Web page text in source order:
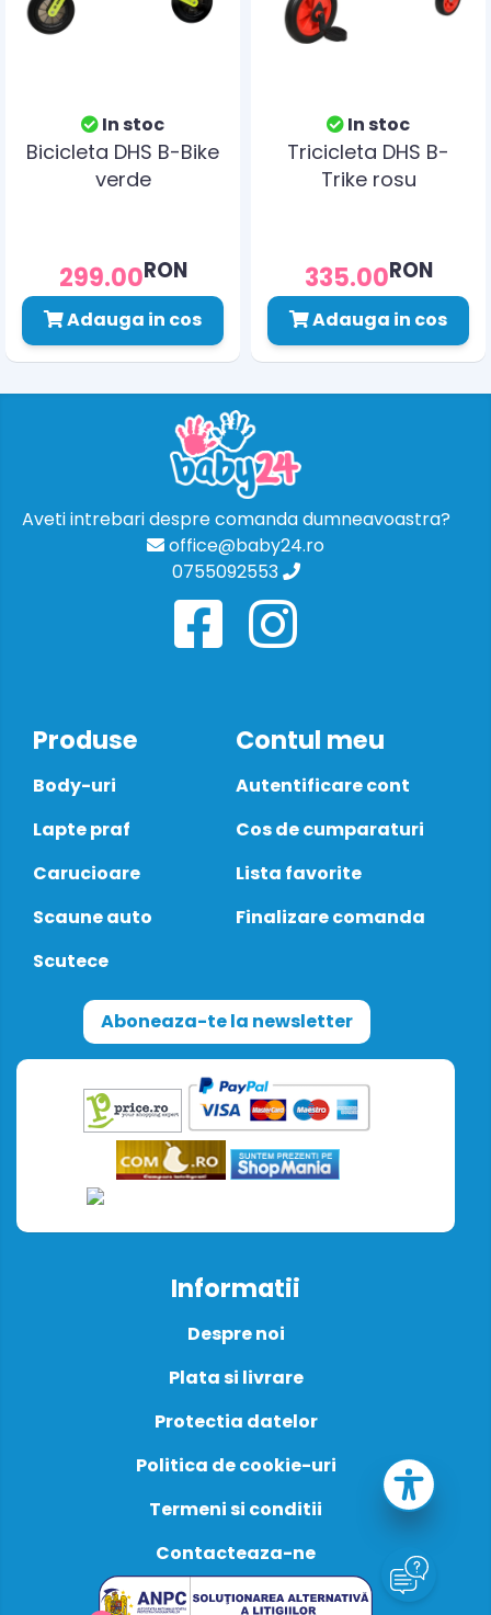
In stoc
Bicicleta DHS B-Bike
verde
299.00RON
Adauga in cos
In stoc
Tricicleta DHS B-
Trike rosu
335.00RON
Adauga in cos
Aveti intrebari despre comanda dumneavoastra?
office@baby24.ro
0755092553
Produse
Body-uri
Lapte praf
Carucioare
Scaune auto
Scutece
Contul meu
Autentificare cont
Cos de cumparaturi
Lista favorite
Finalizare comanda
Aboneaza-te la newsletter
Informatii
Despre noi
Plata si livrare
Protectia datelor
Politica de cookie-uri
Termeni si conditii
Contacteaza-ne